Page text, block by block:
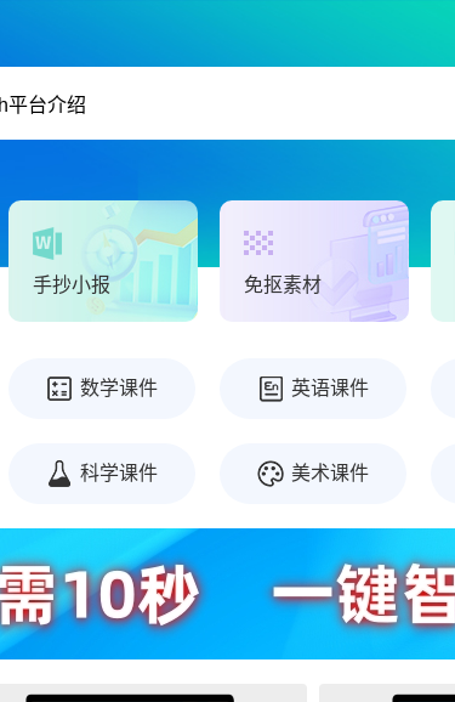
手抄小报 免抠素材
数学课件 英语课件
科学课件 美术课件